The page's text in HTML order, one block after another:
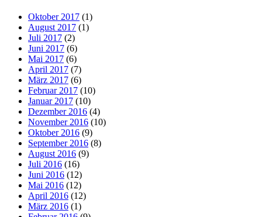
Oktober 2017 (1)
August 2017 (1)
Juli 2017 (2)
Juni 2017 (6)
Mai 2017 (6)
April 2017 (7)
März 2017 (6)
Februar 2017 (10)
Januar 2017 (10)
Dezember 2016 (4)
November 2016 (10)
Oktober 2016 (9)
September 2016 (8)
August 2016 (9)
Juli 2016 (16)
Juni 2016 (12)
Mai 2016 (12)
April 2016 (12)
März 2016 (1)